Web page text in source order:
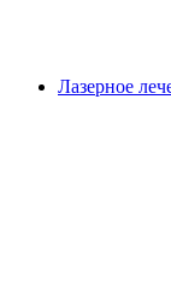
Лазерное